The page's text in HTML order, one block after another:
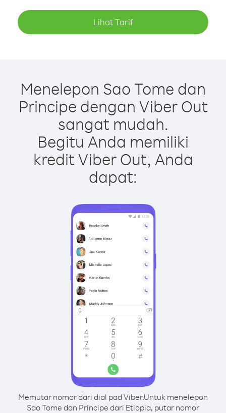
Lihat Tarif
Menelepon Sao Tome dan
Principe dengan Viber Out
sangat mudah.
Begitu Anda memiliki
kredit Viber Out, Anda
dapat:
Memutar nomor dari dial pad Viber.Untuk menelepon
Sao Tome dan Principe dari Etiopia, putar nomor